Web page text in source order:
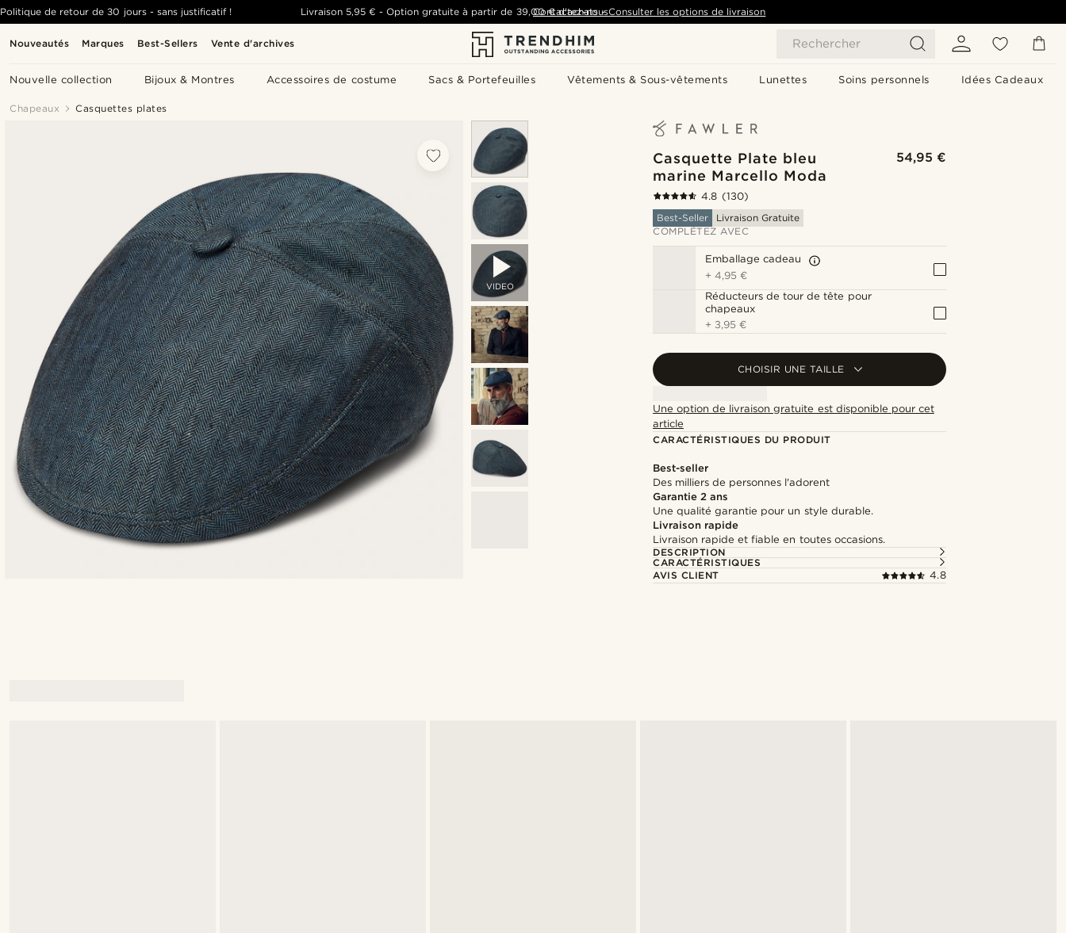
Nouveautés Marques Best-Sellers Vente d'archives Rechercher
Nouvelle collection Bijoux & Montres Accessoires de costume Sacs & Portefeuilles Vêtements & Sous-vêtements Lunettes Soins personnels Idées Cadeaux
Politique de retour de 30 jours - sans justificatif ! Livraison 5,95 € -Option gratuite à partir de 39,00 € d'achats- Consulter les options de livraison
Contactez-nous
Chapeaux Casquettes plates
VIDEO
Casquette Plate bleu
marine Marcello Moda
54,95 €
4.8 (130)
Best-Seller
Livraison Gratuite
COMPLÉTEZ AVEC
Emballage cadeau
+4,95 €
Réducteurs de tour de tête pour
chapeaux
+ 3,95 €
CHOISIR UNE TAILLE
Une option de livraison gratuite est disponible pour cet
article
CARACTÉRISTIQUES DU PRODUIT
Best-seller
Des milliers de personnes l'adorent
Garantie 2 ans
Une qualité garantie pour un style durable.
Livraison rapide
Livraison rapide et fiable en toutes occasions.
DESCRIPTION
CARACTÉRISTIQUES
AVIS CLIENT
4.8